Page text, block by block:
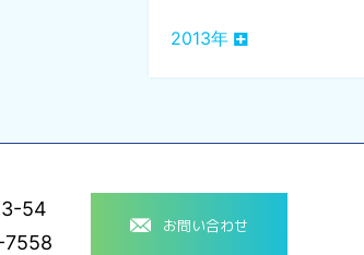
2013年
3-54
お問い合わせ